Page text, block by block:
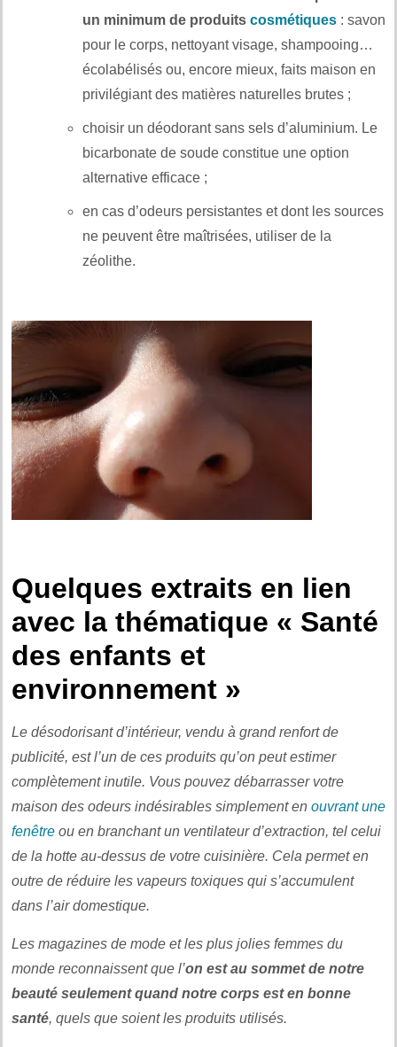
un minimum de produits cosmétiques : savon
pour le corps, nettoyant visage, shampooing…
écolabélisés ou, encore mieux, faits maison en
privilégiant des matières naturelles brutes ;
choisir un déodorant sans sels d’aluminium. Le
bicarbonate de soude constitue une option
alternative efficace ;
en cas d’odeurs persistantes et dont les sources
ne peuvent être maîtrisées, utiliser de la
zéolithe.
Quelques extraits en lien
avec la thématique « Santé
des enfants et
environnement »
Le désodorisant d’intérieur, vendu à grand renfort de
publicité, est l’un de ces produits qu’on peut estimer
complètement inutile. Vous pouvez débarrasser votre
maison des odeurs indésirables simplement en ouvrant une
fenêtre ou en branchant un ventilateur d’extraction, tel celui
de la hotte au-dessus de votre cuisinière. Cela permet en
outre de réduire les vapeurs toxiques qui s’accumulent
dans l’air domestique.
Les magazines de mode et les plus jolies femmes du
monde reconnaissent que l’on est au sommet de notre
beauté seulement quand notre corps est en bonne
santé, quels que soient les produits utilisés.